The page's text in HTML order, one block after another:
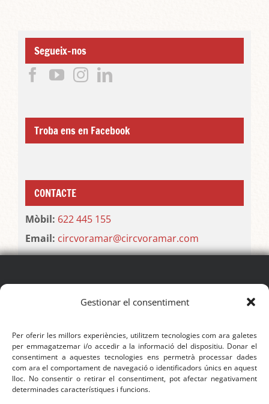
Gestionar el consentiment
Per oferir les millors experiències, utilitzem tecnologies com ara galetes
per emmagatzemar i/o accedir a la informació del dispositiu. Donar el
consentiment a aquestes tecnologies ens permetrà processar dades
com ara el comportament de navegació o identificadors únics en aquest
lloc. No consentir o retirar el consentiment, pot afectar negativament
determinades característiques i funcions.
Segueix-nos
Troba ens en Facebook
CONTACTE
Mòbil: 622 445 155
Email: circvoramar@circvoramar.com
CONTACTE